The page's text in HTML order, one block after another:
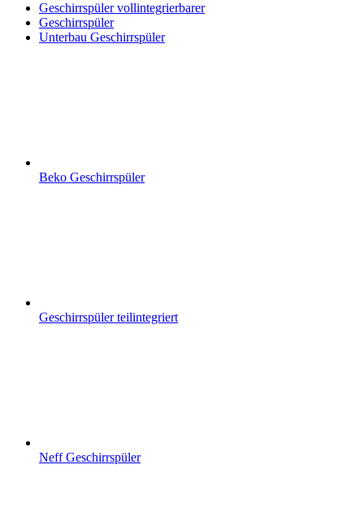
Geschirrspüler vollintegrierbarer
Geschirrspüler
Unterbau Geschirrspüler
Beko Geschirrspüler
Geschirrspüler teilintegriert
Neff Geschirrspüler